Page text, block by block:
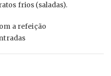
frios (saladas).
a refeição